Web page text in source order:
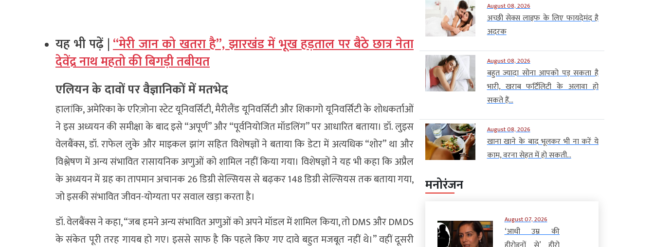
यह भी पढ़ें |“मेरी जान को खतरा है”, झारखंड में भूख हड़ताल पर बैठे छात्र नेता
देवेंद्र नाथ महतो की बिगड़ी तबीयत
एलियन के दावों पर वैज्ञानिकों में मतभेद
हालांकि, अमेरिका के एरिज़ोना स्टेट यूनिवर्सिटी, मैरीलैंड यूनिवर्सिटी और शिकागो यूनिवर्सिटी के शोधकर्ताओं
ने इस अध्ययन की समीक्षा के बाद इसे “अपूर्ण” और “पूर्वनियोजित मॉडलिंग” पर आधारित बताया। डॉ. लुइस
वेलबैंक्स, डॉ. राफेल लुके और माइकल झांग सहित विशेषज्ञों ने बताया कि डेटा में अत्यधिक “शोर” था और
विश्लेषण में अन्य संभावित रासायनिक अणुओं को शामिल नहीं किया गया। विशेषज्ञों ने यह भी कहा कि अप्रैल
के अध्ययन में ग्रह का तापमान अचानक 26 डिग्री सेल्सियस से बढ़कर 148 डिग्री सेल्सियस तक बताया गया,
जो इसकी संभावित जीवन-योग्यता पर सवाल खड़ा करता है।
डॉ. वेलबैंक्स ने कहा, “जब हमने अन्य संभावित अणुओं को अपने मॉडल में शामिल किया, तो DMS और DMDS
के संकेत पूरी तरह गायब हो गए। इससे साफ है कि पहले किए गए दावे बहुत मजबूत नहीं थे।” वहीं दूसरी
August 08, 2026
अच्छी सेक्स लाइफ के लिए फायदेमंद है
अदरक
August 08, 2026
बहुत ज्यादा सोना आपको पड़ सकता है
भारी, खराब फर्टिलिटी के अलावा हो
सकते हैं...
August 08, 2026
खाना खाने के बाद भूलकर भी ना करें ये
काम, वरना सेहत में हो सकती...
मनोरंजन
August 07, 2026
‘आधी उम्र की